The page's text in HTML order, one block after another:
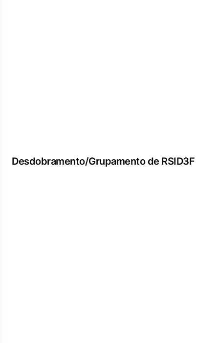
Desdobramento/Grupamento de RSID3F